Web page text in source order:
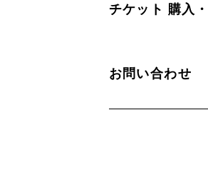
チケット 購入
お問い合わせ